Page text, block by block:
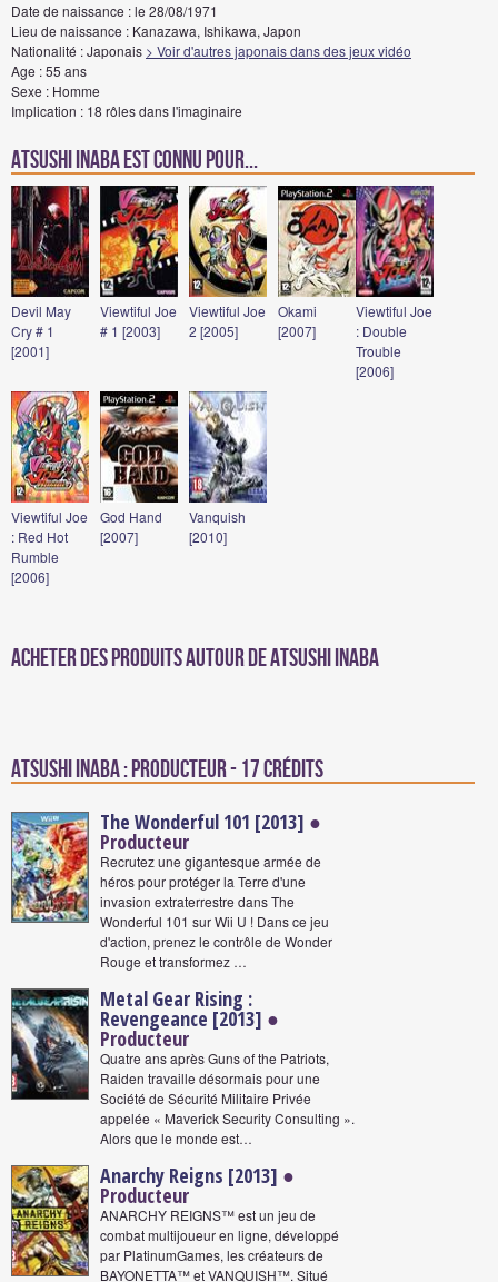
Date de naissance : le 28/08/1971
Lieu de naissance : Kanazawa, Ishikawa, Japon
Nationalité : Japonais > Voir d'autres japonais dans des jeux vidéo
Age : 55 ans
Sexe : Homme
Implication : 18 rôles dans l'imaginaire
Atsushi Inaba est connu pour...
Devil May
Cry # 1
[2001]
Viewtiful Joe
# 1 [2003]
Viewtiful Joe
2 [2005]
Okami
[2007]
Viewtiful Joe
: Double
Trouble
[2006]
Viewtiful Joe
: Red Hot
Rumble
[2006]
God Hand
[2007]
Vanquish
[2010]
Acheter des produits autour de Atsushi Inaba
Atsushi Inaba : Producteur - 17 crédits
The Wonderful 101 [2013] ●
Producteur
Recrutez une gigantesque armée de
héros pour protéger la Terre d'une
invasion extraterrestre dans The
Wonderful 101 sur Wii U ! Dans ce jeu
d'action, prenez le contrôle de Wonder
Rouge et transformez …
Metal Gear Rising :
Revengeance [2013] ●
Producteur
Quatre ans après Guns of the Patriots,
Raiden travaille désormais pour une
Société de Sécurité Militaire Privée
appelée « Maverick Security Consulting ».
Alors que le monde est…
Anarchy Reigns [2013] ●
Producteur
ANARCHY REIGNS™ est un jeu de
combat multijoueur en ligne, développé
par PlatinumGames, les créateurs de
BAYONETTA™ et VANQUISH™. Situé